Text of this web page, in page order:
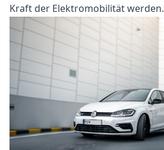
Kraft der Elektromobilität werden.